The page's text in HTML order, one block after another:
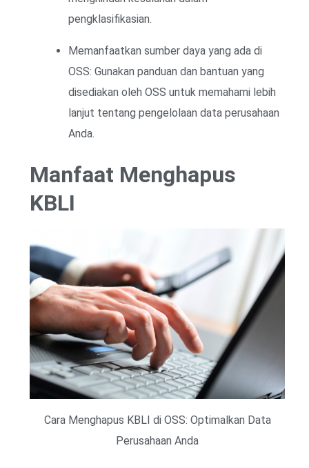
pengklasifikasian.
Memanfaatkan sumber daya yang ada di
OSS: Gunakan panduan dan bantuan yang
disediakan oleh OSS untuk memahami lebih
lanjut tentang pengelolaan data perusahaan
Anda.
Manfaat Menghapus
KBLI
Cara Menghapus KBLI di OSS: Optimalkan Data
Perusahaan Anda